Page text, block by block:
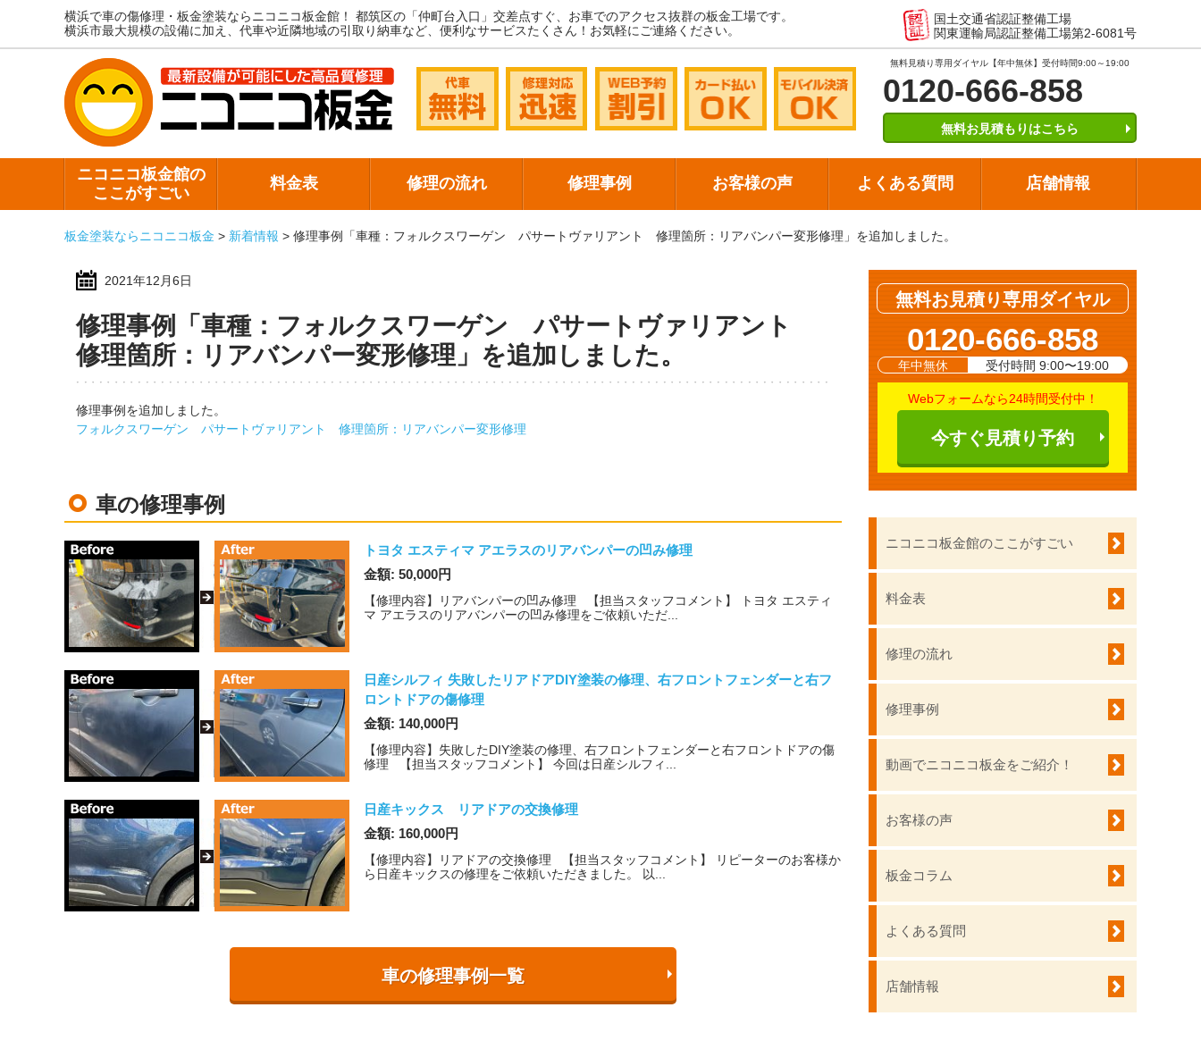
横浜で車の傷修理・板金塗装ならニコニコ板金館！
都筑区の「仲町台入口」交差点すぐ、お車でのアクセス抜群の板金工場です。
横浜市最大規模の設備に加え、代車や近隣地域の引取り納車など、便利なサービスたくさん！お気軽にご連絡ください。
国土交通省認証整備工場
関東運輸局認証整備工場第2-6081号
無料見積り専用ダイヤル【年中無休】受付時間9:00～19:00
0120-666-858
無料お見積もりはこちら
ニコニコ板金館の
ここがすごい
料金表 修理の流れ 修理事例 お客様の声 よくある質問 店舗情報
板金塗装ならニコニコ板金 > 新着情報 > 修理事例「車種：フォルクスワーゲン パサートヴァリアント 修理箇所：リアバンパー変形修理」を追加しました。
2021年12月6日
修理事例「車種：フォルクスワーゲン パサートヴァリアント
修理箇所：リアバンパー変形修理」を追加しました。
修理事例を追加しました。
フォルクスワーゲン パサートヴァリアント 修理箇所：リアバンパー変形修理
車の修理事例
トヨタ エスティマ アエラスのリアバンパーの凹み修理
金額: 50,000円
【修理内容】リアバンパーの凹み修理 【担当スタッフコメント】 トヨタ エスティ
マ アエラスのリアバンパーの凹み修理をご依頼いただ...
日産シルフィ 失敗したリアドアDIY塗装の修理、右フロントフェンダーと右フ
ロントドアの傷修理
金額: 140,000円
【修理内容】失敗したDIY塗装の修理、右フロントフェンダーと右フロントドアの傷
修理 【担当スタッフコメント】 今回は日産シルフィ...
日産キックス リアドアの交換修理
金額: 160,000円
【修理内容】リアドアの交換修理 【担当スタッフコメント】 リピーターのお客様か
ら日産キックスの修理をご依頼いただきました。 以...
車の修理事例一覧
無料お見積り専用ダイヤル
0120-666-858
年中無休 受付時間 9:00〜19:00
Webフォームなら24時間受付中！
今すぐ見積り予約
ニコニコ板金館のここがすごい
料金表
修理の流れ
修理事例
動画でニコニコ板金をご紹介！
お客様の声
板金コラム
よくある質問
店舗情報